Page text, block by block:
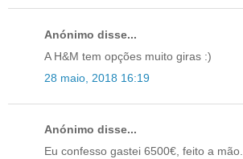
Anónimo disse...
A H&M tem opções muito giras :)
28 maio, 2018 16:19
Anónimo disse...
Eu confesso gastei 6500€, feito a mão.